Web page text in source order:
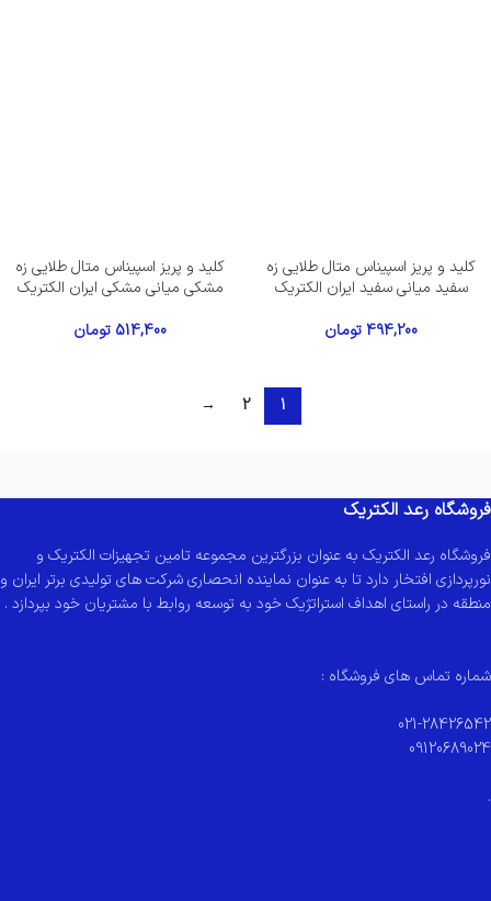
کلید و پریز اسپیناس متال طلایی زه
سفید میانی سفید ایران الکتریک
494,200تومان
کلید و پریز اسپیناس متال طلایی زه
مشکی میانی مشکی ایران الکتریک
514,400 تومان
1
2
→
فروشگاه رعد الکتریک
فروشگاه رعد الکتریک به عنوان بزرگترین مجموعه تامین تجهیزات الکتریک و
نورپردازی افتخار دارد تا به عنوان نماینده انحصاری شرکت های تولیدی برتر ایران و
منطقه در راستای اهداف استراتژیک خود به توسعه روابط با مشتریان خود بپردازد .
شماره تماس های فروشگاه :
021-28426542
09120689024
.